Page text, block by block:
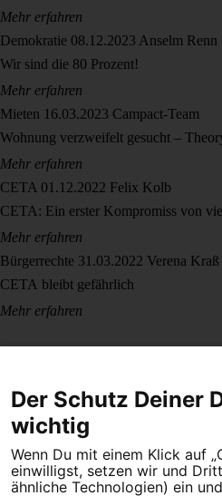
Mehr erfahren
Demokratie 08.12.2023 Anselm Renn
Wir sind die 80 Prozent!
Mehr erfahren
Mieten 16.03.2023 Campact-Team
Wohnung verzweifelt gesucht –
Mehr erfahren
CETA 01.12.2022 Felix Kolb
CETA: Ein erster Kompromiss von
Mehr erfahren
Bürgerrechte 31.03.2022 Verena Kraß
CETA bleibt gefährlich
Mehr erfahren
Dein Engagement macht den
Millionen Menschen an.
Der Schutz Deiner
wichtig
Wenn Du mit einem Klick auf
einwilligst, setzen wir und
ähnliche Technologien) ein